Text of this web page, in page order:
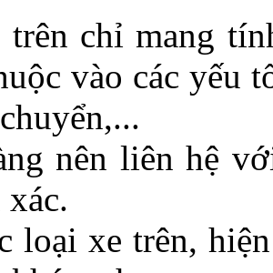
trên chỉ mang
vào các yếu
nên liên hệ
loại xe trên,